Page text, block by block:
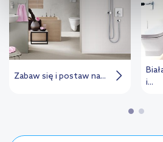
kliknij „Ustawienia plików cookie”.
informacji na temat plików cookie i
przejdź do zakładek „Informacje o
Zabaw się i postaw na...
i...